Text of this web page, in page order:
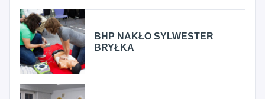
BHP NAKŁO SYLWESTER
BRYŁKA